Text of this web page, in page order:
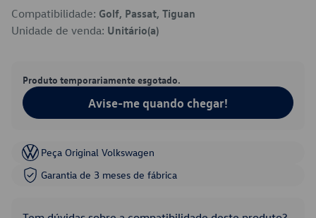
Compatibilidade: Golf, Passat, Tiguan
Unidade de venda: Unitário(a)
Produto temporariamente esgotado.
Avise-me quando chegar!
Peça Original Volkswagen
Garantia de 3 meses de fábrica